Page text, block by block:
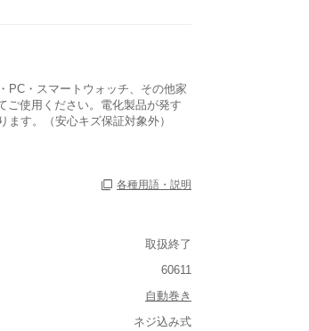
PC・スマートウォッチ、その他家
ご使用ください。電化製品が発す
ます。（安心キズ保証対象外）
各種用語・説明
取扱終了
60611
自動巻き
ネジ込み式